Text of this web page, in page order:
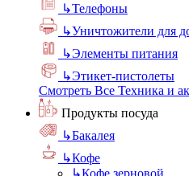
↳Телефоны
↳Уничтожители для
↳Элементы питания
↳Этикет-пистолеты
Смотреть Все Техника и
Продукты посуда
↳Бакалея
↳Кофе
↳Кофе зерновой